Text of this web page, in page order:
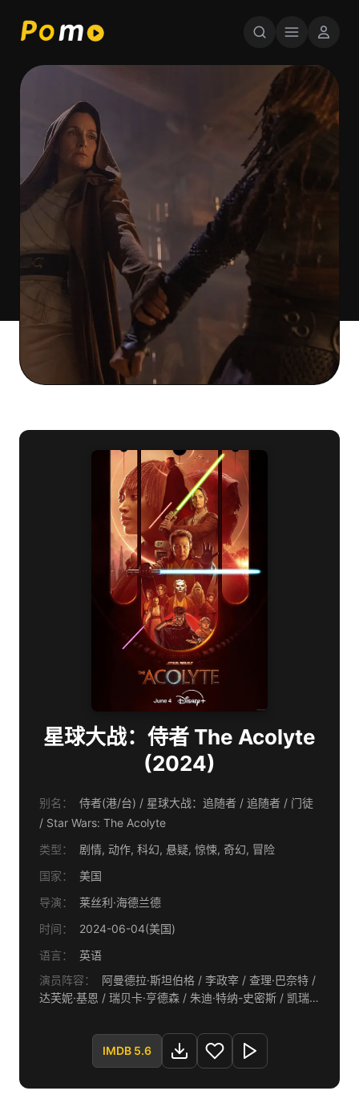
星球大战：侍者 The Acolyte
(2024)
别名：
侍者(港/台) / 星球大战：追随者 / 追随者 / 门徒
/ Star Wars: The Acolyte
类型：
剧情, 动作, 科幻, 悬疑, 惊悚, 奇幻, 冒险
国家：
美国
导演：
莱丝利·海德兰德
时间：
2024-06-04(美国)
语言：
英语
演员阵容：
阿曼德拉·斯坦伯格 / 李政宰 / 查理·巴奈特 /
达芙妮·基恩 / 瑞贝卡·亨德森 / 朱迪·特纳-史密斯 / 凯瑞-
Waterman / 艾德·基尔 / 西恩娜·希罗娅 / 杰里迈亚·埃文
斯
IMDB 5.6